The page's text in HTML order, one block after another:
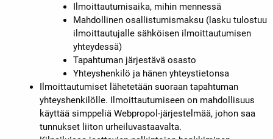
Ilmoittautumisaika, mihin mennessä
Mahdollinen osallistumismaksu (lasku tulostuu
ilmoittautujalle sähköisen ilmoittautumisen
yhteydessä)
Tapahtuman järjestävä osasto
Yhteyshenkilö ja hänen yhteystietonsa
Ilmoittautumiset lähetetään suoraan tapahtuman
yhteyshenkilölle. Ilmoittautumiseen on mahdollisuus
käyttää simppeliä Webpropol-järjestelmää, johon saa
tunnukset liiton urheiluvastaavalta.